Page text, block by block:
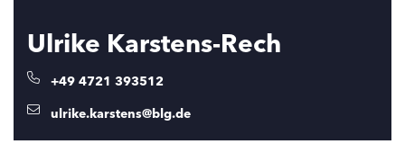
Ulrike Karstens-Rech
+49 4721 393512
ulrike.karstens@blg.de